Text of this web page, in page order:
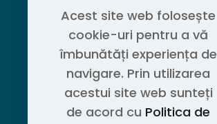
Politica de confidențialitate
Contact OEM LOGISTIC DPG
Acest site web folosește
cookie-uri pentru a vă
îmbunătăți experiența de
navigare. Prin utilizarea
acestui site web sunteți
de acord cu Politica de